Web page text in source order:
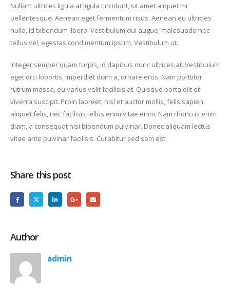
Nullam ultrices ligula at ligula tincidunt, sit amet aliquet mi
pellentesque. Aenean eget fermentum risus. Aenean eu ultricies
nulla, id bibendum libero. Vestibulum dui augue, malesuada nec
tellus vel, egestas condimentum ipsum. Vestibulum ut.
Integer semper quam turpis, id dapibus nunc ultrices at. Vestibulum
eget orci lobortis, imperdiet diam a, ornare eros. Nam porttitor
rutrum massa, eu varius velit facilisis at. Quisque porta elit et
viverra suscipit. Proin laoreet, nisl et auctor mollis, felis sapien
aliquet felis, nec facilisis tellus enim vitae enim. Nam rhoncus enim
diam, a consequat nisi bibendum pulvinar. Donec aliquam lectus
vitae ante pulvinar facilisis. Curabitur sed sem est.
Share this post
Author
admin